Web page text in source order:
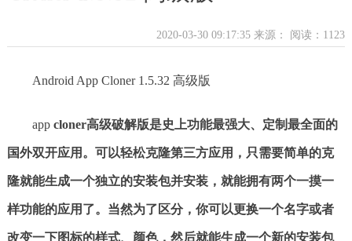
2020-03-30 09:17:35 来源： 阅读：1123
Android App Cloner 1.5.32 高级版
app cloner高级破解版是史上功能最强大、定制最全面的
国外双开应用。可以轻松克隆第三方应用，只需要简单的克
隆就能生成一个独立的安装包并安装，就能拥有两个一摸一
样功能的应用了。当然为了区分，你可以更换一个名字或者
改变一下图标的样式、颜色，然后就能生成一个新的安装包